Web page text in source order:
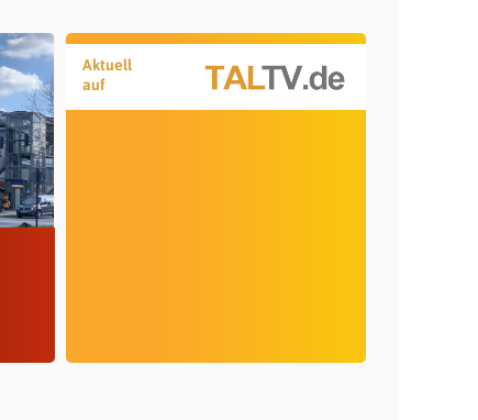
Aktuell
auf